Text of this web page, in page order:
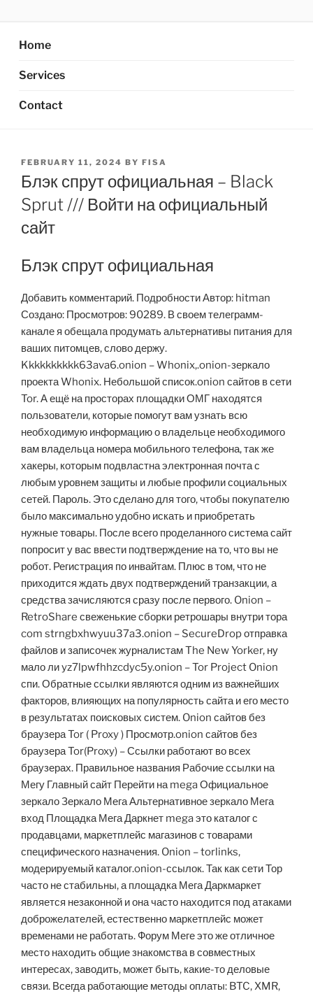
content
Home
Services
Contact
POSTED
ON
FEBRUARY 11, 2024 BY FISA
Блэк спрут официальная – Black
Sprut /// Войти на официальный
сайт
Блэк спрут официальная
Добавить комментарий. Подробности Автор: hitman
Создано: Просмотров: 90289. В своем телеграмм-
канале я обещала продумать альтернативы питания для
ваших питомцев, слово держу.
Kkkkkkkkkk63ava6.onion – Whonix,.onion-зеркало
проекта Whonix. Небольшой список.onion сайтов в сети
Tor. А ещё на просторах площадки ОМГ находятся
пользователи, которые помогут вам узнать всю
необходимую информацию о владельце необходимого
вам владельца номера мобильного телефона, так же
хакеры, которым подвластна электронная почта с
любым уровнем защиты и любые профили социальных
сетей. Пароль. Это сделано для того, чтобы покупателю
было максимально удобно искать и приобретать
нужные товары. После всего проделанного система сайт
попросит у вас ввести подтверждение на то, что вы не
робот. Регистрация по инвайтам. Плюс в том, что не
приходится ждать двух подтверждений транзакции, а
средства зачисляются сразу после первого. Onion –
RetroShare свеженькие сборки ретрошары внутри тора
com strngbxhwyuu37a3.onion – SecureDrop отправка
файлов и записочек журналистам The New Yorker, ну
мало ли yz7lpwfhhzcdyc5y.onion – Tor Project Onion
спи. Обратные ссылки являются одним из важнейших
факторов, влияющих на популярность сайта и его место
в результатах поисковых систем. Onion сайтов без
браузера Tor ( Proxy ) Просмотр.onion сайтов без
браузера Tor(Proxy) – Ссылки работают во всех
браузерах. Правильное названия Рабочие ссылки на
Мегу Главный сайт Перейти на mega Официальное
зеркало Зеркало Мега Альтернативное зеркало Мега
вход Площадка Мега Даркнет mega это каталог с
продавцами, маркетплейс магазинов с товарами
специфического назначения. Onion – torlinks,
модерируемый каталог.onion-ссылок. Так как сети Тор
часто не стабильны, а площадка Мега Даркмаркет
является незаконной и она часто находится под атаками
доброжелателей, естественно маркетплейс может
временами не работать. Форум Меге это же отличное
место находить общие знакомства в совместных
интересах, заводить, может быть, какие-то деловые
связи. Всегда работающие методы оплаты: BTC, XMR,